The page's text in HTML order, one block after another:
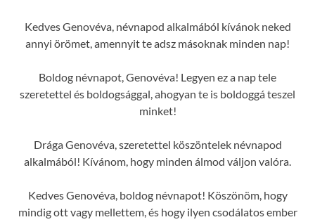
Kedves Genovéva, névnapod alkalmából kívánok neked
annyi örömet, amennyit te adsz másoknak minden nap!
Boldog névnapot, Genovéva! Legyen ez a nap tele
szeretettel és boldogsággal, ahogyan te is boldoggá teszel
minket!
Drága Genovéva, szeretettel köszöntelek névnapod
alkalmából! Kívánom, hogy minden álmod váljon valóra.
Kedves Genovéva, boldog névnapot! Köszönöm, hogy
mindig ott vagy mellettem, és hogy ilyen csodálatos ember